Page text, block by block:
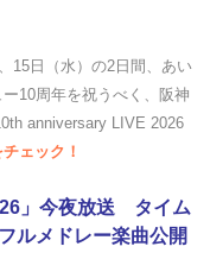
15日（水）の2日間、あい
10周年を祝うべく、阪神
anniversary LIVE 2026
ェック！
」今夜放送 タイム
ルメドレー楽曲公開